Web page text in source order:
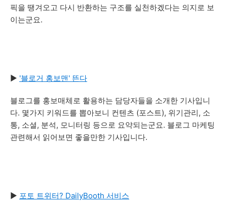
픽을 땡겨오고 다시 반환하는 구조를 실천하겠다는 의지로 보
이는군요.
▶ '블로거 홍보맨' 뜬다
블로그를 홍보매체로 활용하는 담당자들을 소개한 기사입니
다. 몇가지 키워드를 뽑아보니 컨텐츠 (포스트), 위기관리, 소
통, 소셜, 분석, 모니터링 등으로 요약되는군요. 블로그 마케팅
관련해서 읽어보면 좋을만한 기사입니다.
▶ 포토 트위터? DailyBooth 서비스